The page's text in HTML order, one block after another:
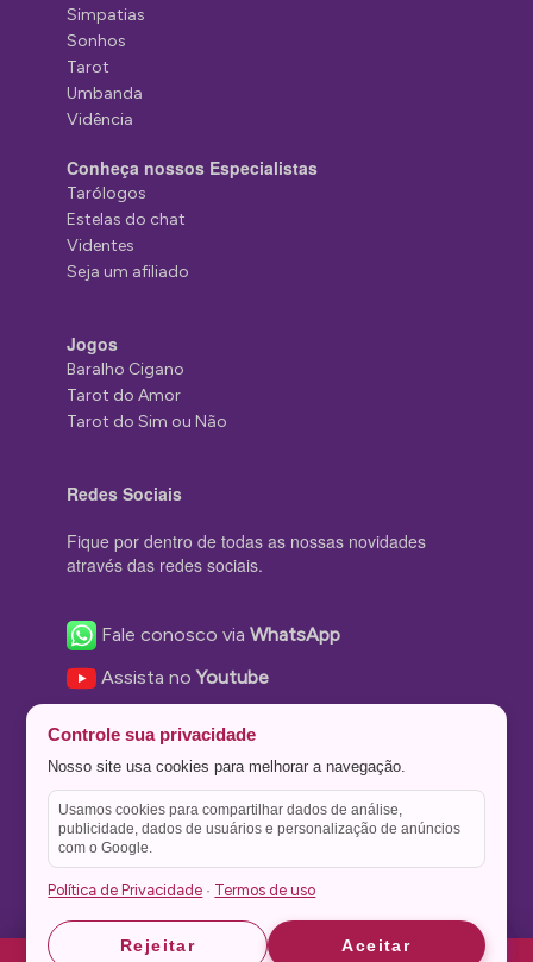
Simpatias
Sonhos
Tarot
Umbanda
Vidência
Conheça nossos Especialistas
Tarólogos
Estelas do chat
Videntes
Seja um afiliado
Jogos
Baralho Cigano
Tarot do Amor
Tarot do Sim ou Não
Redes Sociais
Fique por dentro de todas as nossas novidades
através das redes sociais.
Fale conosco viaWhatsApp
Assista noYoutube
Nos siga no Instagram
Nos siga noTwitter
Salve no
Controle sua privacidade
Nosso site usa cookies para melhorar a navegação.
Usamos cookies para compartilhar dados de análise,
publicidade, dados de usuários e personalização de anúncios
com o Google.
Política de Privacidade · Termos de uso
Rejeitar Aceitar